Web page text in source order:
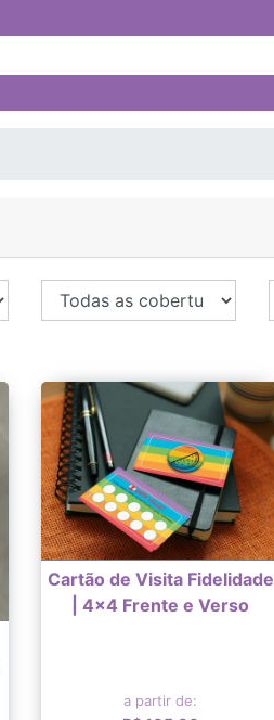
Cartão de Visita Fidelidade
| 4x4 Frente e Verso
a partir de: